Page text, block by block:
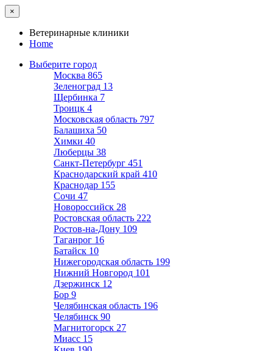
×
Ветеринарные клиники
Home
Выберите город
Москва 865
Зеленоград 13
Щербинка 7
Троицк 4
Московская область 797
Балашиха 50
Химки 40
Люберцы 38
Санкт-Петербург 451
Краснодарский край 410
Краснодар 155
Сочи 47
Новороссийск 28
Ростовская область 222
Ростов-на-Дону 109
Таганрог 16
Батайск 10
Нижегородская область 199
Нижний Новгород 101
Дзержинск 12
Бор 9
Челябинская область 196
Челябинск 90
Магнитогорск 27
Миасс 15